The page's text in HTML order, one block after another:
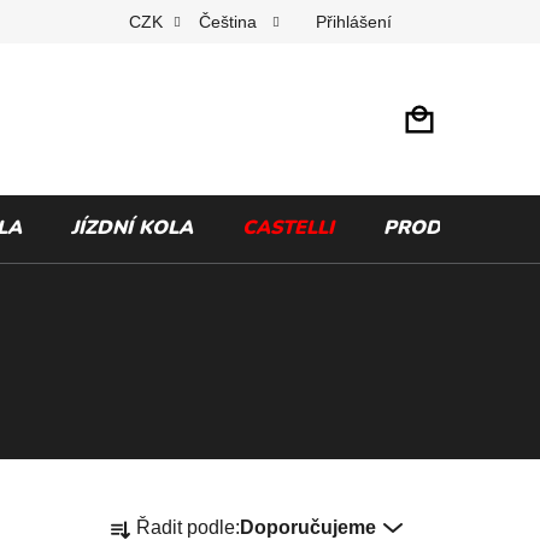
CZK Čeština Přihlášení
JÍZDNÍ KOLA CASTELLI PRODÁVANÉ
Ř Řadit podle: Doporučujeme